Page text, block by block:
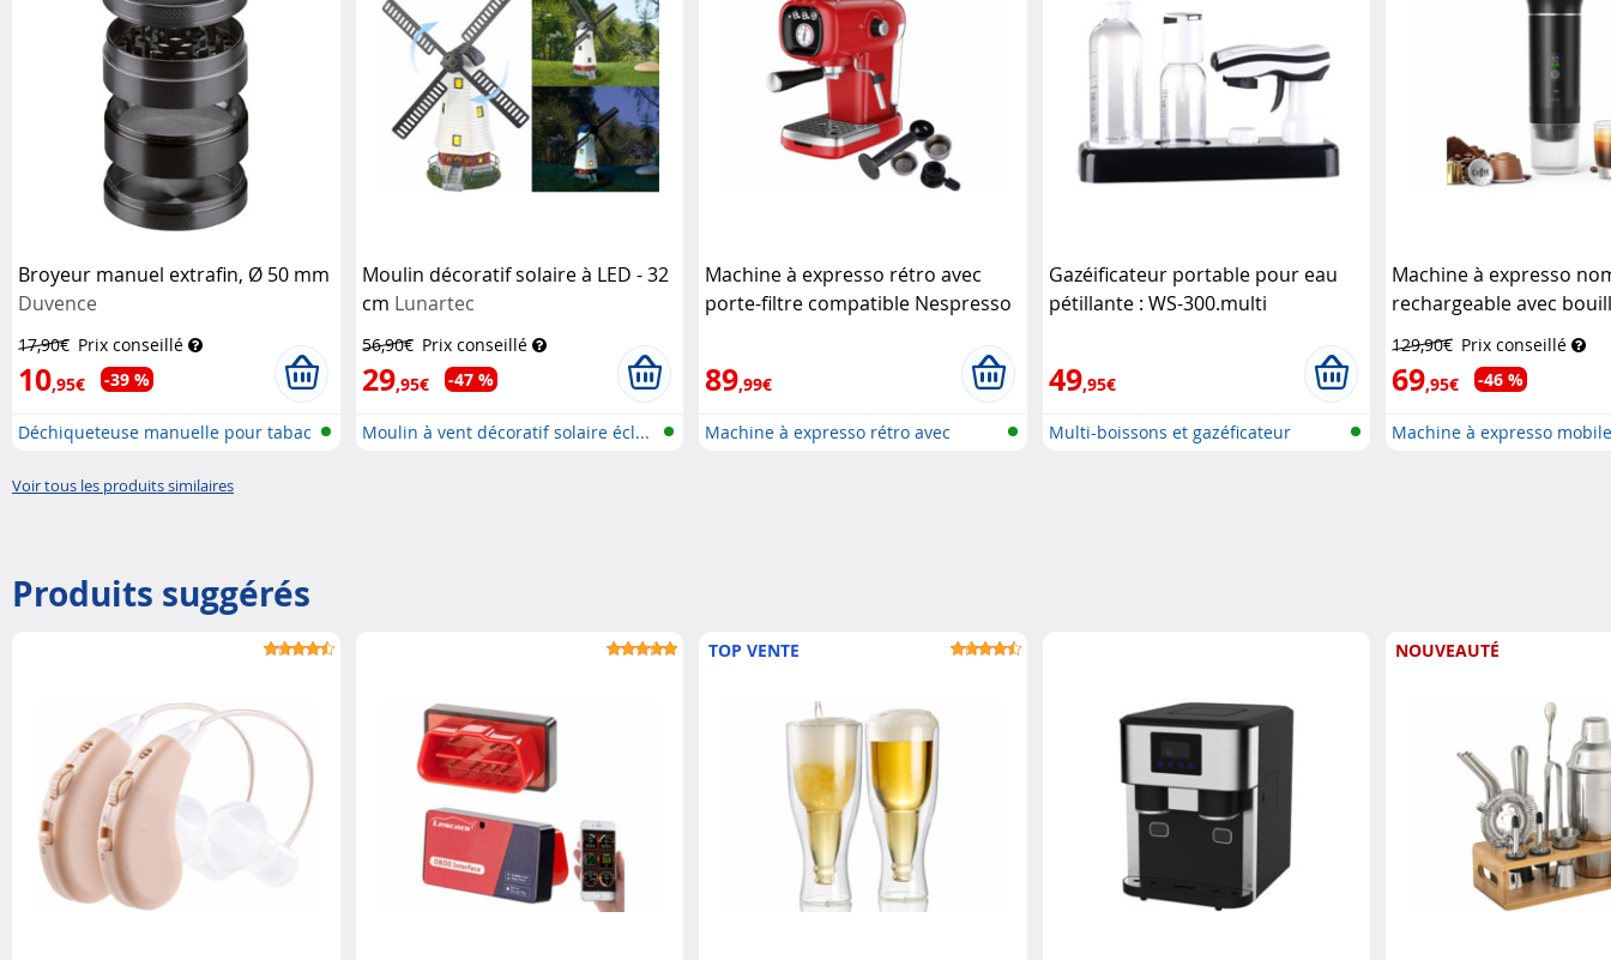
Broyeur manuel extrafin, Ø 50 mm
Duvence
17,90€ Prix conseillé
10,95€ -39 %
Déchiqueteuse manuelle pour tabac
Moulin décoratif solaire à LED - 32
cm Lunartec
56,90€ Prix conseillé
29,95€ -47 %
Moulin à vent décoratif solaire écl...
Machine à expresso rétro avec
porte-filtre compatible Nespresso
89,99€
Machine à expresso rétro avec
Gazéificateur portable pour eau
pétillante : WS-300.multi
49,95€
Multi-boissons et gazéficateur
Machine à expresso
rechargeable avec
intégrée
Cucina
129,90€ Prix conseillé
69,95€ -46 %
Machine à expresso
Voir tous les produits similaires
Produits suggérés
TOP VENTE NOUVEAUTÉ